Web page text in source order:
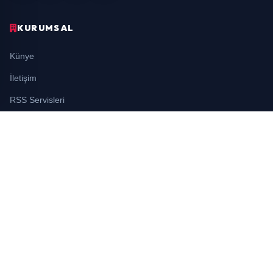
KURUMSAL
Künye
İletişim
RSS Servisleri